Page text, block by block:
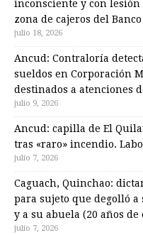
inconsciente y con
zona de cajeros del
julio 18, 2026
Ancud: Contraloría
sueldos en Corporación
destinados a atenciones
julio 9, 2026
Ancud: capilla de El
tras «raro» incendio.
julio 7, 2026
Caguach, Quinchao:
para sujeto que degolló a
y a su abuela (20 años de
julio 7, 2026